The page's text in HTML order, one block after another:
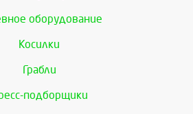
оборудование
Косилки
Грабли
подборщики